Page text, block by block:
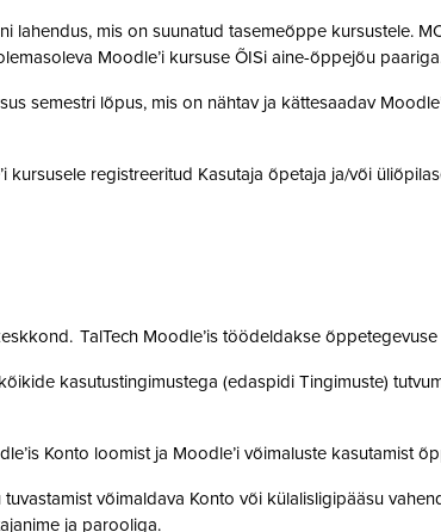
lahendus, mis on suunatud tasemeõppe kursustele.
Moodle’i kursuse ÕISi aine-õppejõu
semestri lõpus, mis on nähtav ja kättesaadav
kursusele registreeritud Kasutaja õpetaja ja/või
TalTech Moodle’is töödeldakse
kasutustingimustega (edaspidi Tingimuste)
Konto loomist ja Moodle’i võimaluste kasutamist
võimaldava Konto või külalisligipääsu
ja parooliga.